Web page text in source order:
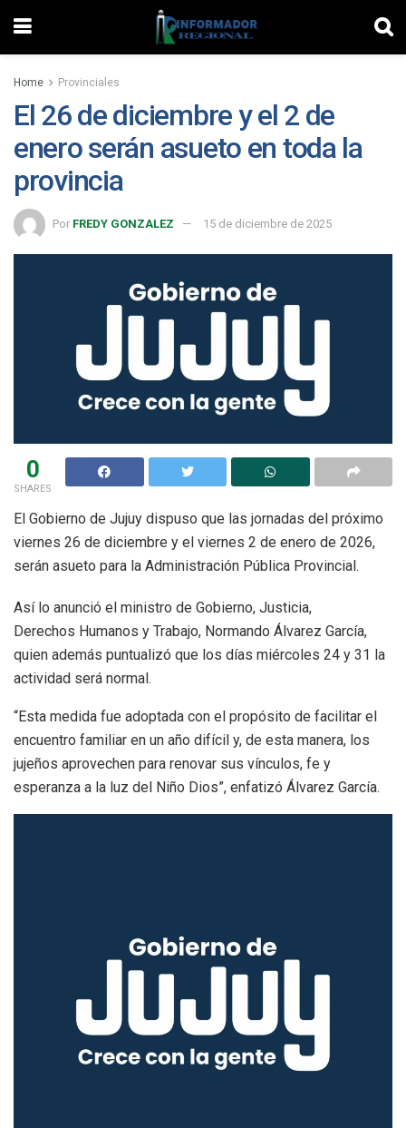
Home Provinciales
El 26 de diciembre y el 2 de
enero serán asueto en toda la
provincia
Por FREDY GONZALEZ 15 de diciembre de 2025
0
SHARES
El Gobierno de Jujuy dispuso que las jornadas del próximo
viernes 26 de diciembre y el viernes 2 de enero de 2026,
serán asueto para la Administración Pública Provincial.
Así lo anunció el ministro de Gobierno, Justicia,
Derechos Humanos y Trabajo, Normando Álvarez García,
quien además puntualizó que los días miércoles 24 y 31 la
actividad será normal.
“Esta medida fue adoptada con el propósito de facilitar el
encuentro familiar en un año difícil y, de esta manera, los
jujeños aprovechen para renovar sus vínculos, fe y
esperanza a la luz del Niño Dios”, enfatizó Álvarez García.